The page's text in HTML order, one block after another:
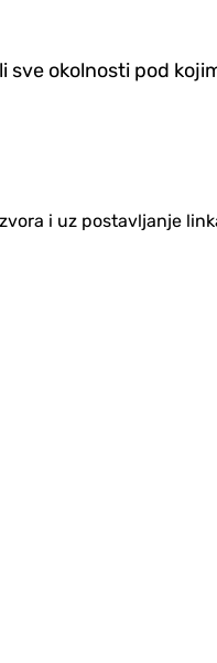
okolnosti pod
i uz postavljanje